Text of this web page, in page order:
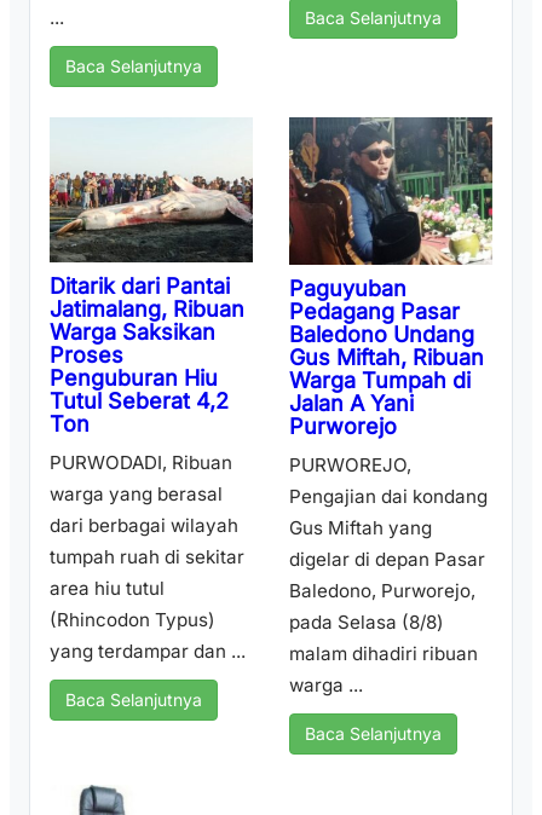
...
Baca Selanjutnya
Baca Selanjutnya
Ditarik dari Pantai
Jatimalang, Ribuan
Warga Saksikan
Proses
Penguburan Hiu
Tutul Seberat 4,2
Ton
PURWODADI, Ribuan
warga yang berasal
dari berbagai wilayah
tumpah ruah di sekitar
area hiu tutul
(Rhincodon Typus)
yang terdampar dan ...
Baca Selanjutnya
Paguyuban
Pedagang Pasar
Baledono Undang
Gus Miftah, Ribuan
Warga Tumpah di
Jalan A Yani
Purworejo
PURWOREJO,
Pengajian dai kondang
Gus Miftah yang
digelar di depan Pasar
Baledono, Purworejo,
pada Selasa (8/8)
malam dihadiri ribuan
warga ...
Baca Selanjutnya